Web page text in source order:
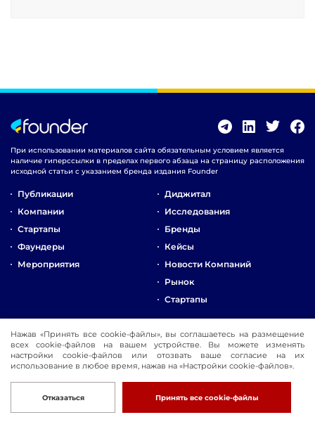
При использовании материалов сайта обязательным условием является
наличие гиперссылки в пределах первого абзаца на страницу расположения
исходной статьи с указанием бренда издания Founder
Публикации
Компании
Стартапы
Фаундеры
Мероприятия
Диджитал
Исследования
Бренды
Кейсы
Новости Компаний
Рынок
Стартапы
Реклама
Контакты
© 2016-2026 Founder Разработка
Нажав «Принять все cookie-файлы», вы соглашаетесь на размещение
всех cookie-файлов на вашем устройстве. Вы можете изменять
настройки cookie-файлов или отозвать ваше согласие на их
использование в любое время, нажав на «Настройки cookie-файлов».
Отказаться Принять все cookie-файлы